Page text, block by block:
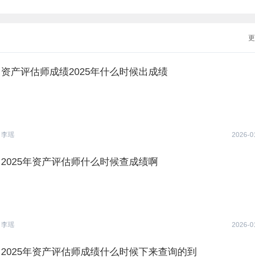
资产评估师成绩2025年什么时候出成绩
李瑶 2026-
2025年资产评估师什么时候查成绩啊
李瑶 2026-
2025年资产评估师成绩什么时候下来查询的到